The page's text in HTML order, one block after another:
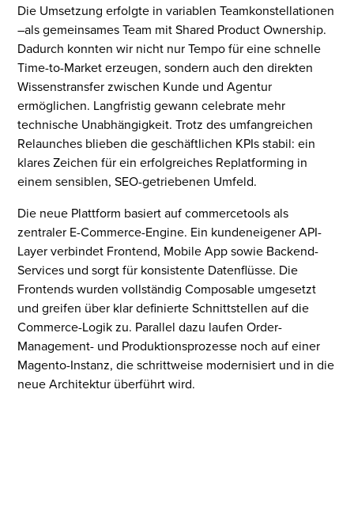
Die Umsetzung erfolgte in variablen Teamkonstellationen
–als gemeinsames Team mit Shared Product Ownership.
Dadurch konnten wir nicht nur Tempo für eine schnelle
Time-to-Market erzeugen, sondern auch den direkten
Wissenstransfer zwischen Kunde und Agentur
ermöglichen. Langfristig gewann celebrate mehr
technische Unabhängigkeit. Trotz des umfangreichen
Relaunches blieben die geschäftlichen KPIs stabil: ein
klares Zeichen für ein erfolgreiches Replatforming in
einem sensiblen, SEO-getriebenen Umfeld.
Die neue Plattform basiert auf commercetools als
zentraler E-Commerce-Engine. Ein kundeneigener API-
Layer verbindet Frontend, Mobile App sowie Backend-
Services und sorgt für konsistente Datenflüsse. Die
Frontends wurden vollständig Composable umgesetzt
und greifen über klar definierte Schnittstellen auf die
Commerce-Logik zu. Parallel dazu laufen Order-
Management- und Produktionsprozesse noch auf einer
Magento-Instanz, die schrittweise modernisiert und in die
neue Architektur überführt wird.